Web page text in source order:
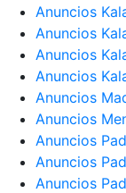
Anuncios
Anuncios
Anuncios
Anuncios
Anuncios
Anuncios
Anuncios
Anuncios
Anuncios